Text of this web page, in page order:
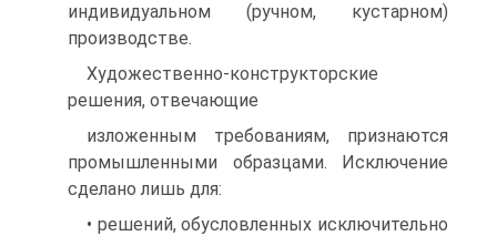
индивидуальном (ручном, кустарном)
производстве.
Художественно-конструкторские
решения, отвечающие
изложенным требованиям, признаются
промышленными образцами. Исключение
сделано лишь для:
• решений, обусловленных исключительно